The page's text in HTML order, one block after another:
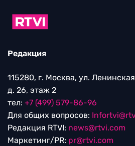
Редакция
115280, г. Москва, ул.
д. 26, этаж 2
тел: +7 (499) 579-86-96
Для общих вопросов:
Редакция RTVI: news@rtvi.com
Маркетинг/PR: pr@rtvi.com